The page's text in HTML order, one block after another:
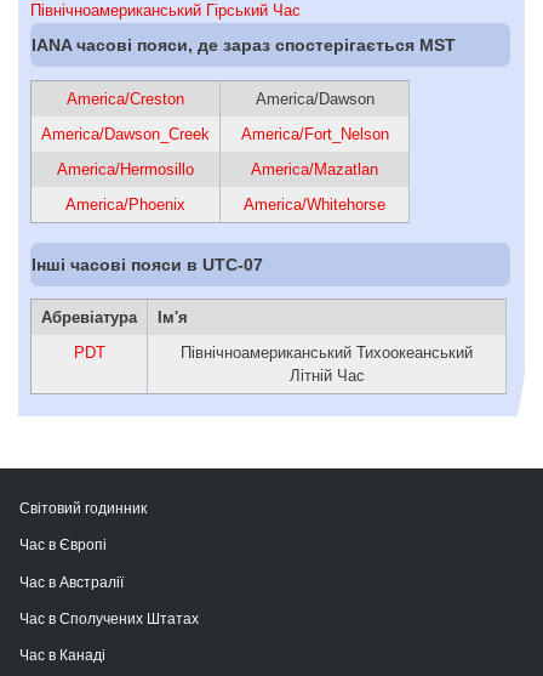
Північноамериканський Гірський Час
IANA часові пояси, де зараз спостерігається MST
America/Creston
America/Dawson
America/Dawson_Creek
America/Fort_Nelson
America/Hermosillo
America/Mazatlan
America/Phoenix
America/Whitehorse
Інші часові пояси в UTC-07
Абревіатура
Ім'я
PDT
Північноамериканський Тихоокеанський
Літній Час
Світовий годинник
Час в Європі
Час в Австралії
Час в Сполучених Штатах
Час в Канаді